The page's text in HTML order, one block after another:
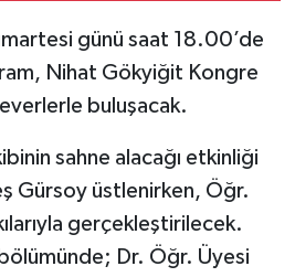
günü saat 18.00’de
Nihat Gökyiğit Kongre
buluşacak.
sahne alacağı etkinliği
Gürsoy üstlenirken, Öğr.
gerçekleştirilecek.
Dr. Öğr. Üyesi